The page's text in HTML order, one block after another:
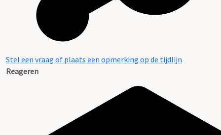
Stel een vraag of plaats een opmerking op de tijdlijn
Reageren